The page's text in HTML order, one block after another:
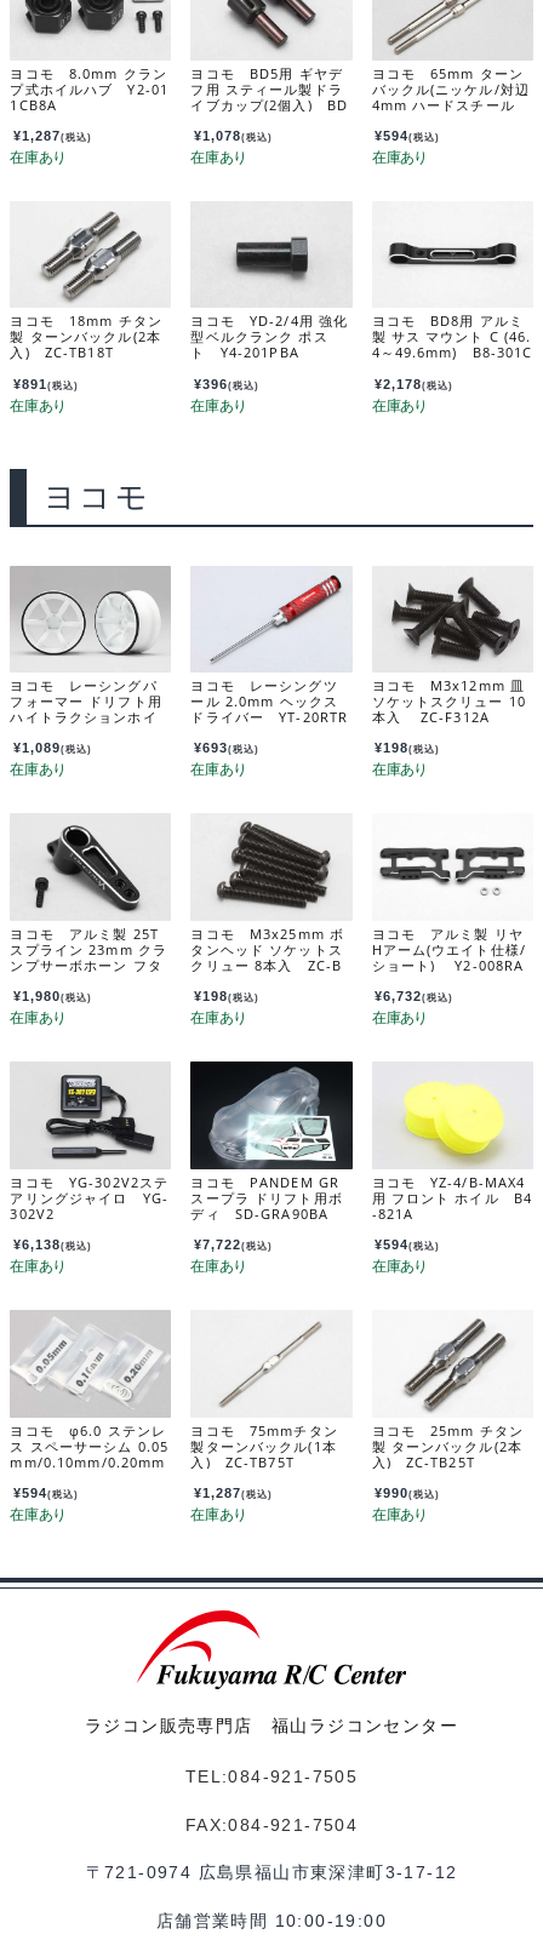
ヨコモ 8.0mm クラン
プ式ホイルハブ Y2-01
1CB8A
¥1,287(税込)
ヨコモ BD5用 ギヤデ
フ用 スティール製ドラ
イブカップ(2個入) BD
¥1,078(税込)
ヨコモ 65mm ターン
バックル(ニッケル/対辺
4mm ハードスチール
¥594(税込)
ヨコモ 18mm チタン
製 ターンバックル(2本
入) ZC-TB18T
¥891(税込)
ヨコモ YD-2/4用 強化
型ベルクランク ポス
ト Y4-201PBA
¥396(税込)
ヨコモ BD8用 アルミ
製 サス マウント C (46.
4～49.6mm) B8-301C
¥2,178(税込)
ヨコモ
ヨコモ レーシングパ
フォーマー ドリフト用
ハイトラクションホイ
ホワイト) RP-6313W6
A
¥1,089(税込)
ヨコモ レーシングツ
ール 2.0mm ヘックス
ドライバー YT-20RTR
¥693(税込)
ヨコモ M3x12mm 皿
ソケットスクリュー 10
本入 ZC-F312A
¥198(税込)
ヨコモ アルミ製 25T
スプライン 23mm クラ
ンプサーボホーン フタ
¥1,980(税込)
ヨコモ M3x25mm ボ
タンヘッド ソケットス
クリュー 8本入 ZC-B
¥198(税込)
ヨコモ アルミ製 リヤ
Hアーム(ウエイト仕様/
ショート) Y2-008RA
¥6,732(税込)
ヨコモ YG-302V2ステ
アリングジャイロ YG-
302V2
¥6,138(税込)
ヨコモ PANDEM GR
スープラ ドリフト用ボ
ディ SD-GRA90BA
¥7,722(税込)
ヨコモ YZ-4/B-MAX4
用 フロント ホイル B4
-821A
¥594(税込)
ヨコモ φ6.0 ステンレ
ス スペーサーシム 0.05
mm/0.10mm/0.20mm
¥594(税込)
ヨコモ 75mmチタン
製ターンバックル(1本
入) ZC-TB75T
¥1,287(税込)
ヨコモ 25mm チタン
製 ターンバックル(2本
入) ZC-TB25T
¥990(税込)
ラジコン販売専門店 福山ラジコンセンター
TEL:084-921-7505
FAX:084-921-7504
〒721-0974 広島県福山市東深津町3-17-12
店舗営業時間 10:00-19:00